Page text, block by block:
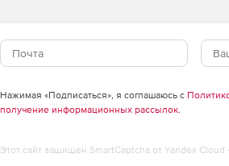
Нажимая «Подписаться», я соглашаюсь с
получение информационных рассылок.
Этот сайт защищен SmartCaptcha от Yandex Cloud -